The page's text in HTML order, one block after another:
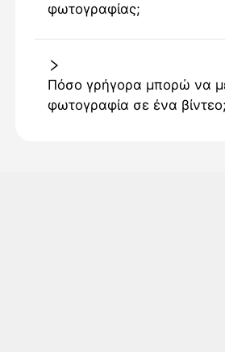
φωτογραφίας;
Πόσο γρήγορα μπορώ να
φωτογραφία σε ένα βίντεο;